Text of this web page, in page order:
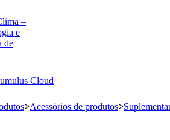
Cloud
>Acessórios de produtos>